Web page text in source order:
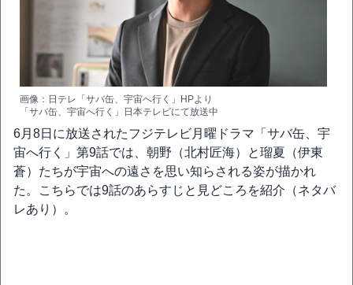
画像：日テレ「サバ缶、宇宙へ行く」HPより
「サバ缶、宇宙へ行く」日本テレビにて放送中
6月8日に放送されたフジテレビ月曜ドラマ「サバ缶、宇
宙へ行く」第9話では、朝野（北村匠海）と瑠夏（伊東
蒼）たちが宇宙への遠さを思い知らされる姿が描かれ
た。こちらでは9話のあらすじと見どころを紹介（ネタバ
レあり）。